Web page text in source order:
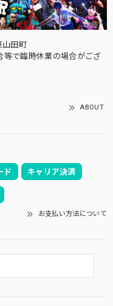
山田町
等で臨時休業の場合がござ
ABOUT
ド キャリア決済
お支払い方法について